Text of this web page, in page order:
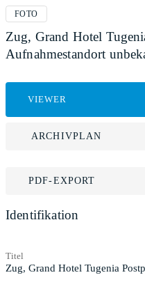
FOTO
Zug, Grand Hotel
Aufnahmestandort
VIEWER
ARCHIVPLAN
PDF-EXPORT
Identifikation
Titel
Zug, Grand Hotel Tugenia